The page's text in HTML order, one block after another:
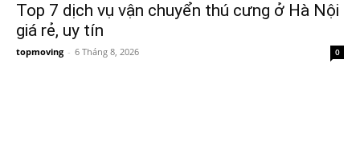
Top 7 dịch vụ vận chuyển thú cưng ở Hà Nội
giá rẻ, uy tín
topmoving - 6 Tháng 8, 2026 0